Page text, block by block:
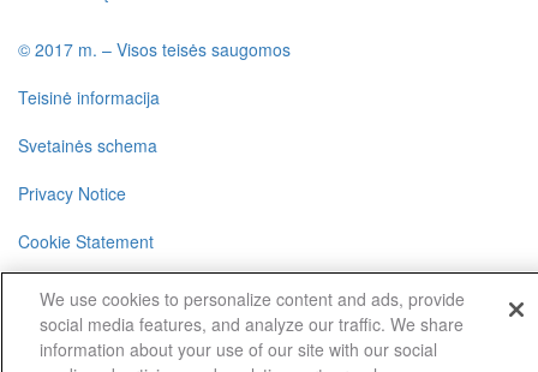
© 2017 m. – Visos teisės saugomos
Teisinė informacija
Svetainės schema
Privacy Notice
Cookie Statement
Cookie List
Cookies Settings
We use cookies to personalize content and ads, provide
social media features, and analyze our traffic. We share
information about your use of our site with our social